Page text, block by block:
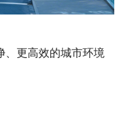
、更高效的城市环境